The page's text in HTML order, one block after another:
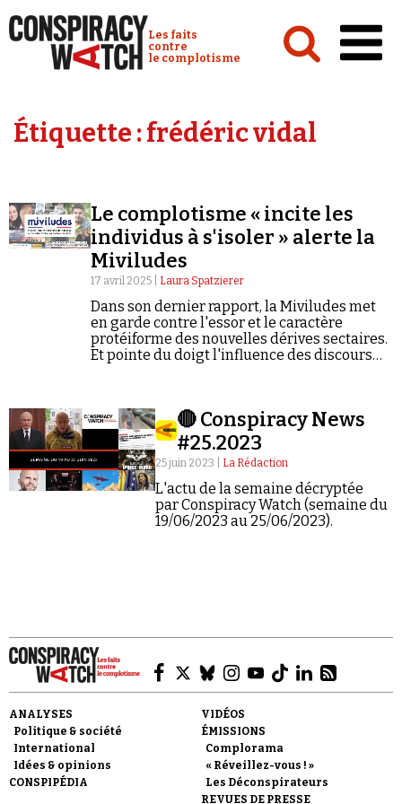
Conspiracy Watch :
Les faits
contre
le complotisme
Analyses
Vidéos
Émissions
Revues de presse
Faire un don
Demander à Vera
Étiquette :frédéric vidal
Le complotisme « incite les
individus à s'isoler » alerte la
Miviludes
17 avril 2025 | Laura Spatzierer
Dans son dernier rapport, la Miviludes met
en garde contre l'essor et le caractère
protéiforme des nouvelles dérives sectaires.
Et pointe du doigt l'influence des discours
🔴 Conspiracy News
#25.2023
25 juin 2023 | La Rédaction
L'actu de la semaine décryptée
par Conspiracy Watch (semaine du
19/06/2023 au 25/06/2023).
ANALYSES
Politique & société
International
Idées & opinions
CONSPIPÉDIA
VIDÉOS
ÉMISSIONS
Complorama
« Réveillez-vous ! »
Les Déconspirateurs
REVUES DE PRESSE